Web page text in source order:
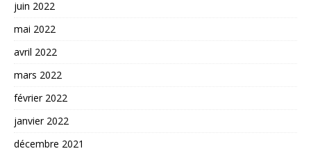
juin 2022
mai 2022
avril 2022
mars 2022
février 2022
janvier 2022
décembre 2021